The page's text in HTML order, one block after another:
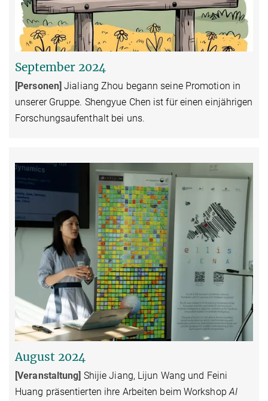
September 2024
[Personen] Jialiang Zhou begann seine Promotion in
unserer Gruppe. Shengyue Chen ist für einen einjährigen
Forschungsaufenthalt bei uns.
August 2024
[Veranstaltung] Shijie Jiang, Lijun Wang und Feini
Huang präsentierten ihre Arbeiten beim WorkshopAI